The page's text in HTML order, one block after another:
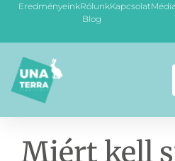
EredményeinkRólunkKapcsolatMédia
Blog
Miért kell